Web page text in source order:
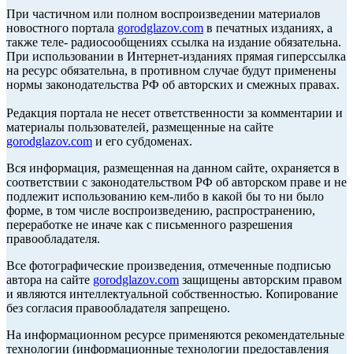
При частичном или полном воспроизведении материалов
новостного портала gorodglazov.com в печатных изданиях, а
также теле- радиосообщениях ссылка на издание обязательна.
При использовании в Интернет-изданиях прямая гиперссылка
на ресурс обязательна, в противном случае будут применены
нормы законодательства РФ об авторских и смежных правах.
Редакция портала не несет ответственности за комментарии и
материалы пользователей, размещенные на сайте
gorodglazov.com и его субдоменах.
Вся информация, размещенная на данном сайте, охраняется в
соответствии с законодательством РФ об авторском праве и не
подлежит использованию кем-либо в какой бы то ни было
форме, в том числе воспроизведению, распространению,
переработке не иначе как с письменного разрешения
правообладателя.
Все фотографические произведения, отмеченные подписью
автора на сайте gorodglazov.com защищены авторским правом
и являются интеллектуальной собственностью. Копирование
без согласия правообладателя запрещено.
На информационном ресурсе применяются рекомендательные
технологии (информационные технологии предоставления